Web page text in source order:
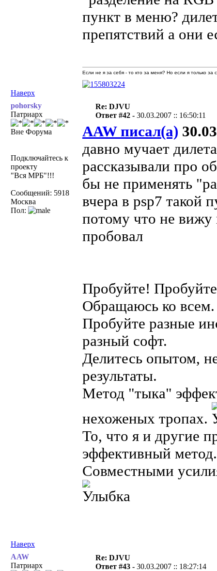
пункт в меню?
препятствий а они
Наверх
Если не я за себя - то кто за меня? Но если я только
pohorsky
Патриарх
Вне Форума
Подключайтесь к
проекту
"Вся МРБ"!!!
Сообщений: 5918
Москва
Пол:
Re: DJVU
Ответ #42 -30.03.2007 :: 16:50:11
AAW писал(а)
давно мучает
рассказывали про
бы не применять
вчера в psp7 такой
потому что не вижу
пробовал
Пробуйте!
Обращаюсь ко всем.
Пробуйте разные
разный софт.
Делитесь опытом,
результаты.
Метод "тыка"
нехоженых тропах.
То, что я и другие
эффективный метод.
Совместными
Наверх
AAW
Патриарх
Re: DJVU
Ответ #43 -30.03.2007 :: 18:27:14